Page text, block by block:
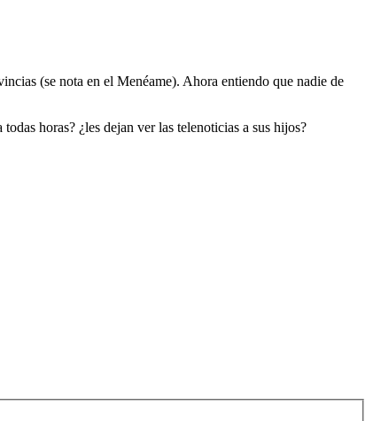
(se nota en el Menéame). Ahora entiendo que nadie de
horas? ¿les dejan ver las telenoticias a sus hijos?